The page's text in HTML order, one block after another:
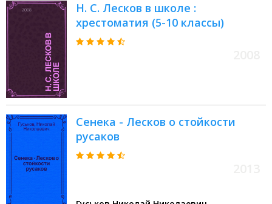
Н. С. Лесков в школе :
хрестоматия (5-10 классы)
Сенека - Лесков о стойкости
русаков